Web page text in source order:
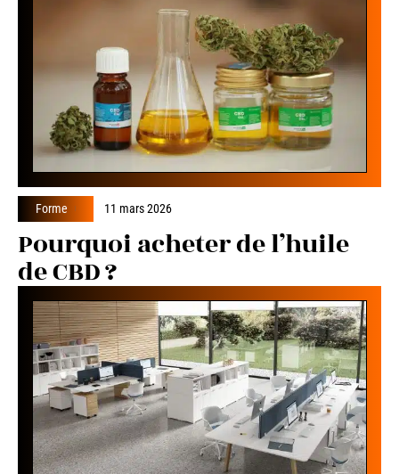
Forme 11 mars 2026
Pourquoi acheter de l’huile
de CBD ?